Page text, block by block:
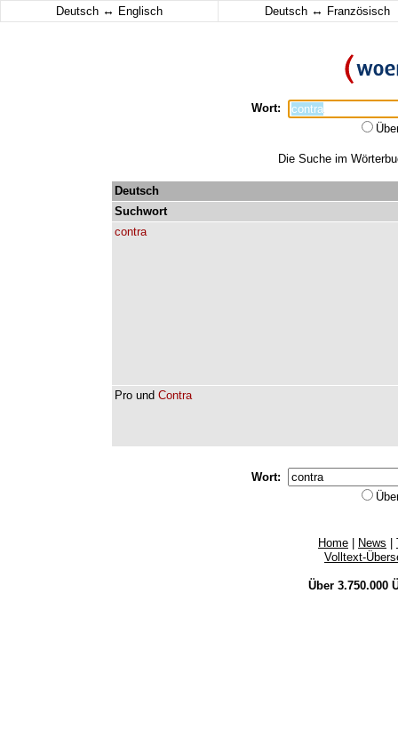
Deutsch ↔ Englisch Deutsch ↔ Französisch
Wort:
Die Suche im
Deutsch
Suchwort
contra
Pro und Contra
Wort:
Home News
Volltext-
Über 3.750.000